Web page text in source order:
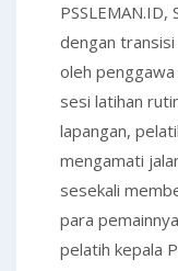
dengan transisi
oleh penggawa
sesi latihan
lapangan,
mengamati
sesekali
para
pelatih kepala